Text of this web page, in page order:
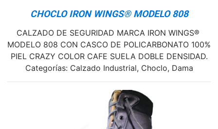
CHOCLO IRON WINGS® MODELO 808
CALZADO DE SEGURIDAD MARCA IRON WINGS®
MODELO 808 CON CASCO DE POLICARBONATO 100%
PIEL CRAZY COLOR CAFE SUELA DOBLE DENSIDAD.
Categorías: Calzado Industrial, Choclo, Dama